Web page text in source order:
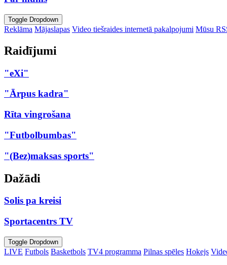
Toggle Dropdown
Reklāma Mājaslapas Video tiešraides internetā pakalpojumi Mūsu
Raidījumi
"eXi"
"Ārpus kadra"
Rīta vingrošana
"Futbolbumbas"
"(Bez)maksas sports"
Dažādi
Solis pa kreisi
Sportacentrs TV
Toggle Dropdown
LIVE Futbols Basketbols TV4 programma Pilnas spēles Hokejs